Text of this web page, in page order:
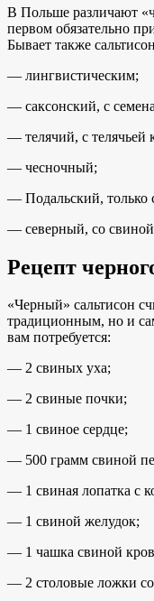
В Польше различают
первом обязательно
Бывает также
— лингвистическим;
— саксонский, с
— телячий, с телячьей
— чесночный;
— Подальский, только
— северный, со
Рецепт
«Черный» сальтисон
традиционным, но и
вам потребуется:
— 2 свиных уха;
— 2 свиные почки;
— 1 свиное сердце;
— 500 грамм свиной
— 1 свиная лопатка с
— 1 свиной желудок;
— 1 чашка свиной
— 2 столовые ложки